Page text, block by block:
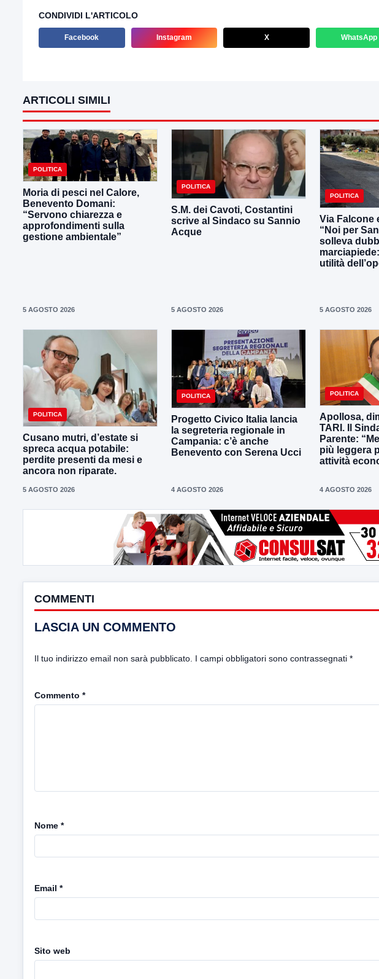
CONDIVIDI L'ARTICOLO
Facebook Instagram X WhatsApp
ARTICOLI SIMILI
POLITICA
Moria di pesci nel Calore,
Benevento Domani:
“Servono chiarezza e
approfondimenti sulla
gestione ambientale”
5 AGOSTO 2026
POLITICA
S.M. dei Cavoti, Costantini
scrive al Sindaco su Sannio
Acque
5 AGOSTO 2026
POLITICA
Via Falcone
“Noi per
solleva
utilità
5 AGOSTO 2026
POLITICA
Cusano mutri, d’estate si
spreca acqua potabile:
perdite presenti da mesi e
ancora non riparate.
5 AGOSTO 2026
POLITICA
Progetto Civico Italia lancia
la segreteria regionale in
Campania: c’è anche
Benevento con Serena Ucci
4 AGOSTO 2026
POLITICA
Apollosa,
TARI. Il
Parente:
più leggera
attività
4 AGOSTO 2026
COMMENTI
LASCIA UN COMMENTO
Il tuo indirizzo email non sarà pubblicato. I campi obbligatori sono contrassegnati *
Commento *
Nome *
Email *
Sito web